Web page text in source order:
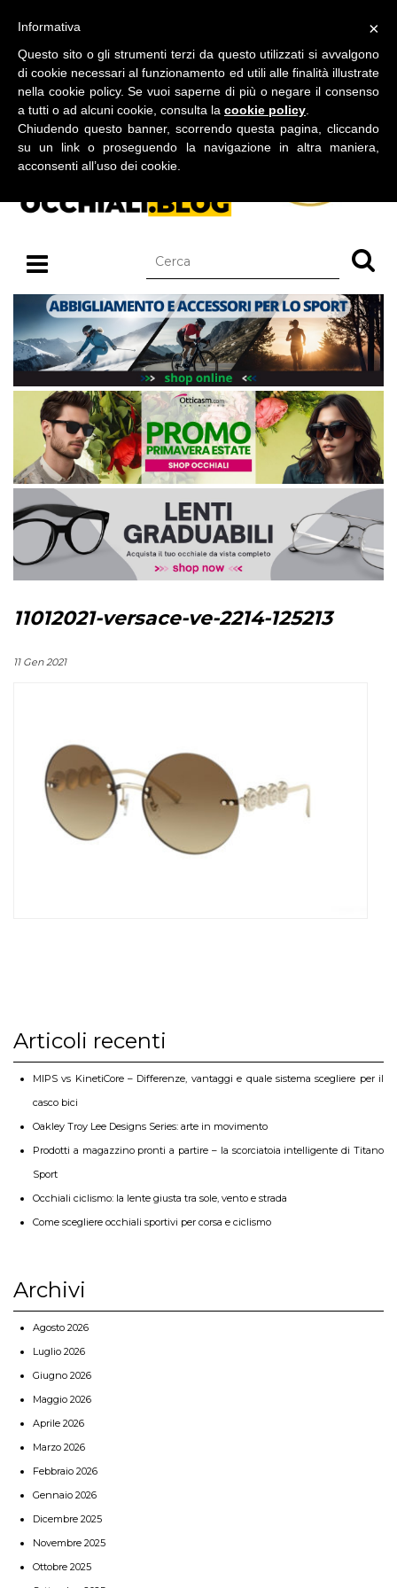
BLOG SU OCCHIALI DA SOLE E OCCHIALI DA VISTA
11012021-versace-ve-2214-125213
11 Gen 2021
Articoli recenti
MIPS vs KinetiCore – Differenze, vantaggi e quale sistema scegliere per il
casco bici
Oakley Troy Lee Designs Series: arte in movimento
Prodotti a magazzino pronti a partire – la scorciatoia intelligente di Titano
Sport
Occhiali ciclismo: la lente giusta tra sole, vento e strada
Come scegliere occhiali sportivi per corsa e ciclismo
Archivi
Agosto 2026
Luglio 2026
Giugno 2026
Maggio 2026
Aprile 2026
Marzo 2026
Febbraio 2026
Gennaio 2026
Dicembre 2025
Novembre 2025
Ottobre 2025
×
Informativa
Questo sito o gli strumenti terzi da questo utilizzati si avvalgono
di cookie necessari al funzionamento ed utili alle finalità illustrate
nella cookie policy. Se vuoi saperne di più o negare il consenso
a tutti o ad alcuni cookie, consulta la cookie policy
Chiudendo questo banner, scorrendo questa pagina, cliccando
su un link o proseguendo la navigazione in altra maniera,
acconsenti all’uso dei cookie.